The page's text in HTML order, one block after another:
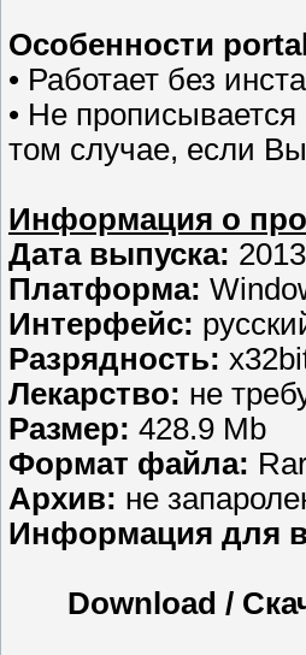
Особенности
• Работает без
• Не
том случае, если
Информация о
Дата выпуска: 2013
Платформа:
Интерфейс:
Разрядность:
Лекарство: не
Размер: 428.9 Mb
Формат файла:
Aрхив: не
Информация для
Download /